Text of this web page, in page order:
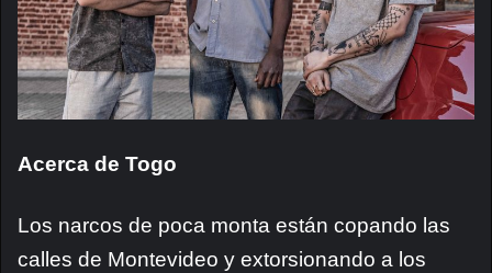
Acerca de Togo
Los narcos de poca monta están copando las
calles de Montevideo y extorsionando a los